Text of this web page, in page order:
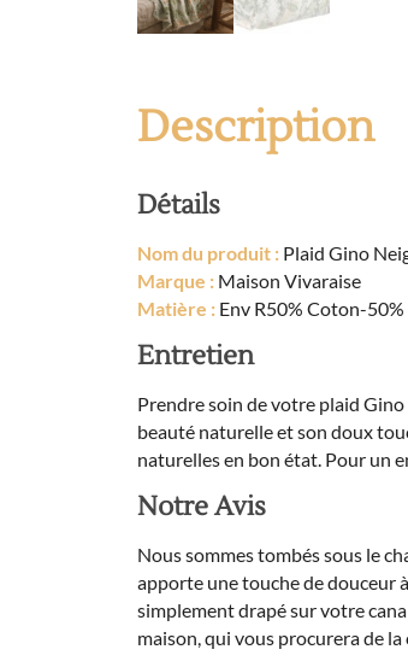
Description
Détails
Nom du produit : Plaid Gino
Marque : Maison Vivaraise
Matière : Env R50% Coton-
Entretien
Prendre soin de votre plaid
beauté naturelle et son doux
naturelles en bon état. Pour un
Notre Avis
Nous sommes tombés sous le
apporte une touche de douceur
simplement drapé sur votre
maison, qui vous procurera de